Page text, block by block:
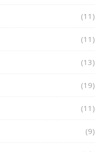
(11)
(11)
(13)
(19)
(11)
(9)